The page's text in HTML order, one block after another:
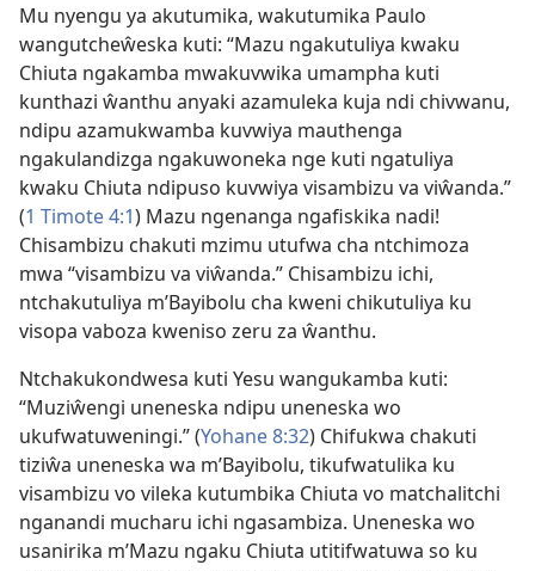
Mu nyengu ya akutumika, wakutumika Paulo
wangutcheŵeska kuti: “Mazu ngakutuliya kwaku
Chiuta ngakamba mwakuvwika umampha kuti
kunthazi ŵanthu anyaki azamuleka kuja ndi chivwanu,
ndipu azamukwamba kuvwiya mauthenga
ngakulandizga ngakuwoneka nge kuti ngatuliya
kwaku Chiuta ndipuso kuvwiya visambizu va viŵanda.”
(1 Timote 4:1) Mazu ngenanga ngafiskika nadi!
Chisambizu chakuti mzimu utufwa cha ntchimoza
mwa “visambizu va viŵanda.” Chisambizu ichi,
ntchakutuliya m’Bayibolu cha kweni chikutuliya ku
visopa vaboza kweniso zeru za ŵanthu.
Ntchakukondwesa kuti Yesu wangukamba kuti:
“Muziŵengi uneneska ndipu uneneska wo
ukufwatuweningi.” (Yohane 8:32) Chifukwa chakuti
tiziŵa uneneska wa m’Bayibolu, tikufwatulika ku
visambizu vo vileka kutumbika Chiuta vo matchalitchi
nganandi mucharu ichi ngasambiza. Uneneska wo
usanirika m’Mazu ngaku Chiuta utitifwatuwa so ku